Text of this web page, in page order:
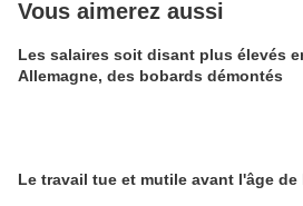
Vous aimerez aussi
Les salaires soit disant plus élevés
Allemagne, des bobards démontés
Le travail tue et mutile avant l'âge de